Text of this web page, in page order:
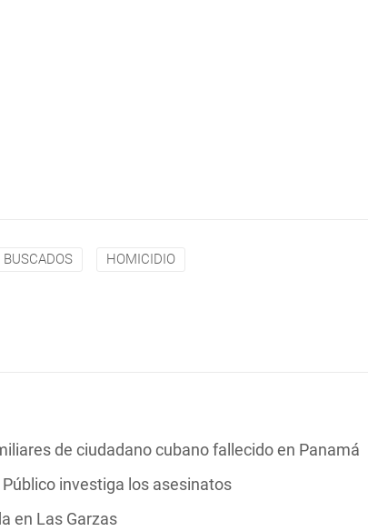
HOMICIDIO
de ciudadano cubano fallecido en Panamá
investiga los asesinatos
en Las Garzas